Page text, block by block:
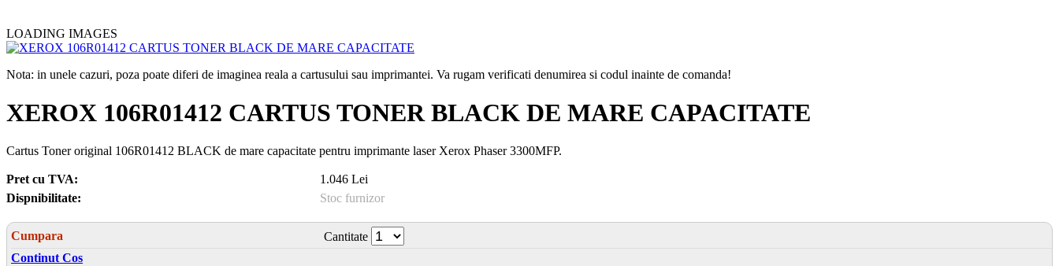
LOADING IMAGES
Nota: in unele cazuri, poza poate diferi de imaginea reala a cartusului sau imprimantei. Va rugam verificati denumirea si codul inainte de comanda!
XEROX 106R01412 CARTUS TONER BLACK DE MARE CAPACITATE
Cartus Toner original 106R01412 BLACK de mare capacitate pentru imprimante laser Xerox Phaser 3300MFP.
Pret cu TVA:
1.046 Lei
Dispnibilitate:
Stoc furnizor
Cumpara
Cantitate
Continut Cos